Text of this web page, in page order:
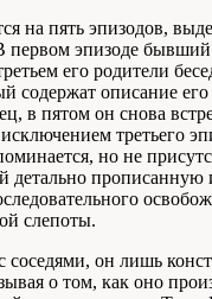
на пять эпизодов,
эпизоде бывший
его родители
содержат описание
в пятом он снова
третьего
но не
детально
слепоты.
соседями, он лишь
о том, как оно